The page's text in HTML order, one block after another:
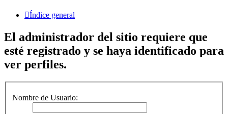
Índice general
El administrador del sitio requiere que
esté registrado y se haya identificado para
ver perfiles.
Nombre de Usuario: